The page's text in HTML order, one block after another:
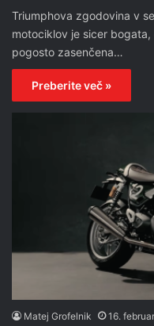
Triumphova zgodovina v
motociklov je sicer
pogosto zasenčena…
Preberite več »
Matej Grofelnik 16.